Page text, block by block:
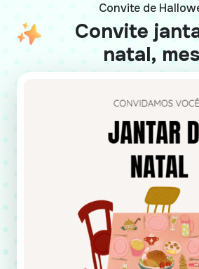
Convite de
Convite
natal,